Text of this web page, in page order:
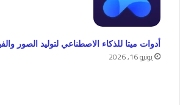
أدوات ميتا للذكاء الاصطناعي لتوليد الصور
يونيو 16, 2026